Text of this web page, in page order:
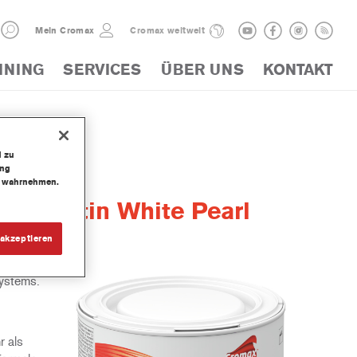
Mein Cromax Cromax weltweit
SERVICES ÜBER UNS KONTAKT
Satin White Pearl
als
zu